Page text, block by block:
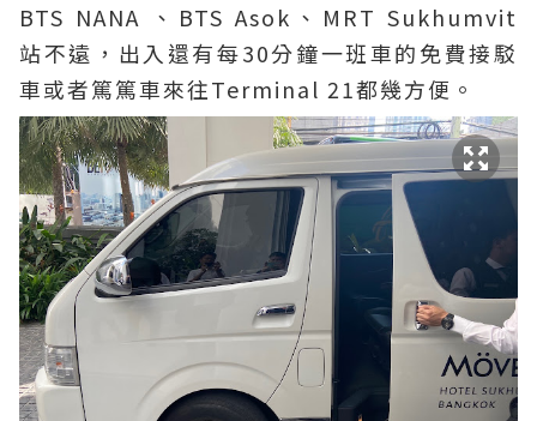
BTS NANA 、BTS Asok、MRT Sukhumvit
站不遠，出入還有每30分鐘一班車的免費接駁
車或者篤篤車來往Terminal 21都幾方便 。